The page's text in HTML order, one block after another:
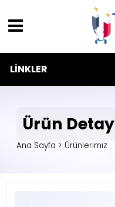
LINKLER
Ürün Detay
Ana Sayfa > Ürünlerimiz